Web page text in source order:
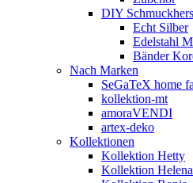
DIY
Echt Silber
Edelstahl
Bänder
Nach Marken
SeGaTeX home
kollektion-mt
amoraVENDI
artex-deko
Kollektionen
Kollektion Hetty
Kollektion Helena